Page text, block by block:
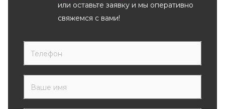
или оставьте заявку и мы оперативно
свяжемся с вами!